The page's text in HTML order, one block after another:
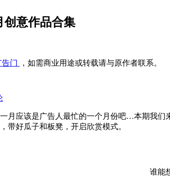
创意作品合集
告门 ，如需商业用途或转载请与原作者联系。
月应该是广告人最忙的一个月份吧…本期我
带好瓜子和板凳，开启欣赏模式。
谁能